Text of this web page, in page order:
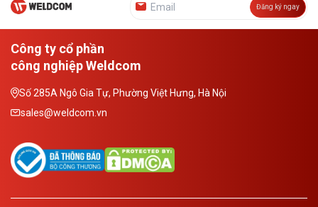
Đăng ký ngay
Công ty cổ phần
công nghiệp Weldcom
Số 285A Ngô Gia Tự, Phường Việt Hưng, Hà Nội
sales@weldcom.vn